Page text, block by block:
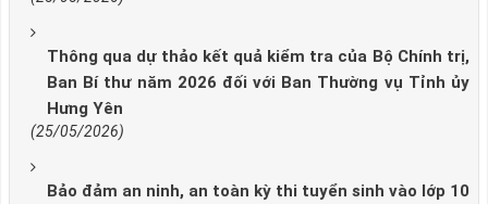
Thông qua dự thảo kết quả kiểm tra của Bộ Chính trị,
Ban Bí thư năm 2026 đối với Ban Thường vụ Tỉnh ủy
Hưng Yên
(25/05/2026)
Bảo đảm an ninh, an toàn kỳ thi tuyển sinh vào lớp 10